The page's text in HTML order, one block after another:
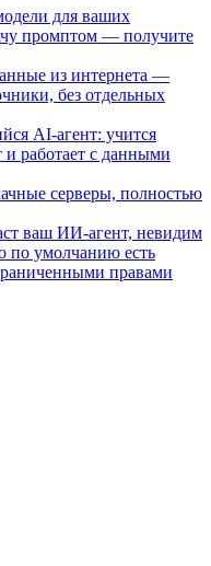
для ваших
промптом — получите
из интернета —
без отдельных
AI-агент: учится
работает с данными
серверы, полностью
ваш ИИ-агент, невидим
по умолчанию есть
правами